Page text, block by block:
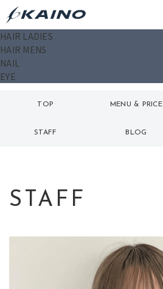
HAIR LADIES
HAIR MENS
NAIL
EYE
TOP
トップ
MENU & PRICE
メニュー
STAFF BLOG
STAFF